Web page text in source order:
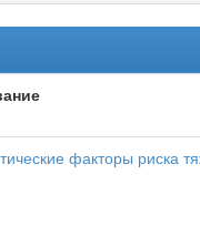
факторы риска